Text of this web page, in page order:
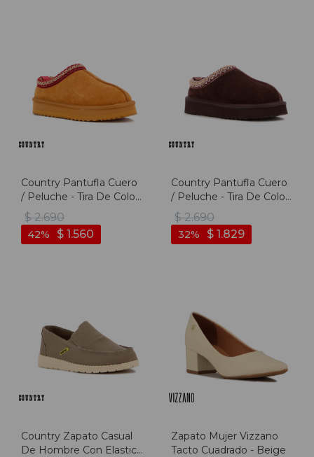
Country Pantufla Cuero
/ Peluche - Tira De Color
Fija - Dama - Camel -
Camel
$ 2.690
$ 1.560
42
Country Pantufla Cuero
/ Peluche - Tira De Color
Fija - Dama - Marron -
Marron
$ 2.690
$ 1.829
32
Country Zapato Casual
De Hombre Con Elastico
Zapato Mujer Vizzano
Tacto Cuadrado - Beige